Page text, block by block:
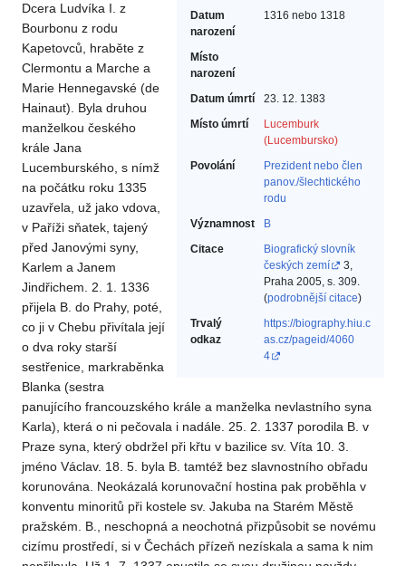
Datum
narození
1316 nebo 1318
Místo
narození
Datum úmrtí
23. 12. 1383
Místo úmrtí
Lucemburk
(Lucembursko)
Povolání
Prezident nebo člen
panov./šlechtického
rodu‎
Významnost
B
Citace
Biografický slovník
českých zemí
3,
Praha 2005, s. 309.
(podrobnější citace)
Trvalý
odkaz
https://biography.hiu.c
as.cz/pageid/4060
4
Dcera Ludvíka I. z
Bourbonu z rodu
Kapetovců, hraběte z
Clermontu a Marche a
Marie Hennegavské (de
Hainaut). Byla druhou
manželkou českého
krále Jana
Lucemburského, s nímž
na počátku roku 1335
uzavřela, už jako vdova,
v Paříži sňatek, tajený
před Janovými syny,
Karlem a Janem
Jindřichem. 2. 1. 1336
přijela B. do Prahy, poté,
co ji v Chebu přivítala její
o dva roky starší
sestřenice, markraběnka
Blanka (sestra
panujícího francouzského krále a manželka nevlastního syna
Karla), která o ni pečovala i nadále. 25. 2. 1337 porodila B. v
Praze syna, který obdržel při křtu v bazilice sv. Víta 10. 3.
jméno Václav. 18. 5. byla B. tamtéž bez slavnostního obřadu
korunována. Neokázalá korunovační hostina pak proběhla v
konventu minoritů při kostele sv. Jakuba na Starém Městě
pražském. B., neschopná a neochotná přizpůsobit se novému
cizímu prostředí, si v Čechách přízeň nezískala a sama k nim